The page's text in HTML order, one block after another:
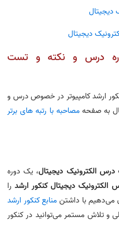
دیجیتال
دیجیتال
درس و نکته و تست
ارشد کامپیوتر در خصوص درس و
به صفحهمصاحبه با رتبه های برتر
الکترونیک دیجیتال، یک دوره
دیجیتال کنکور ارشدرا
می‌دهیم با داشتنمنابع کنکور ارشد
و تلاش مستمر می‌توانید در کنکور